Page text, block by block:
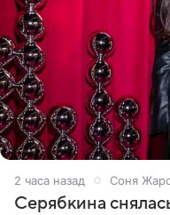
2 часа назад Соня
Серябкина